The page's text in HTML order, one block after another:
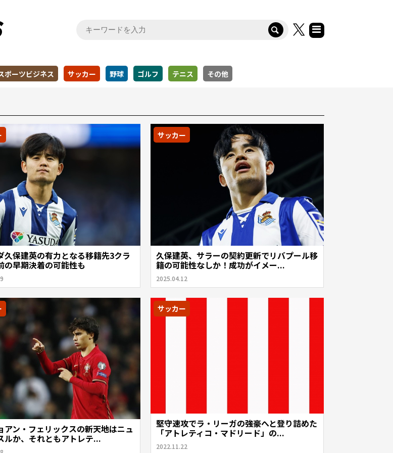
ポーツビジネス サッカー 野球 ゴルフ テニス その他
久保建英の有力となる移籍先3クラ
の早期決着の可能性も
サッカー
久保建英、サラーの契約更新でリバプール移
籍の可能性なしか！成功がイメー...
2025.04.12
アン・フェリックスの新天地はニュ
ルか、それともアトレテ...
サッカー
堅守速攻でラ・リーガの強豪へと登り詰めた
「アトレティコ・マドリード」の...
2022.11.22